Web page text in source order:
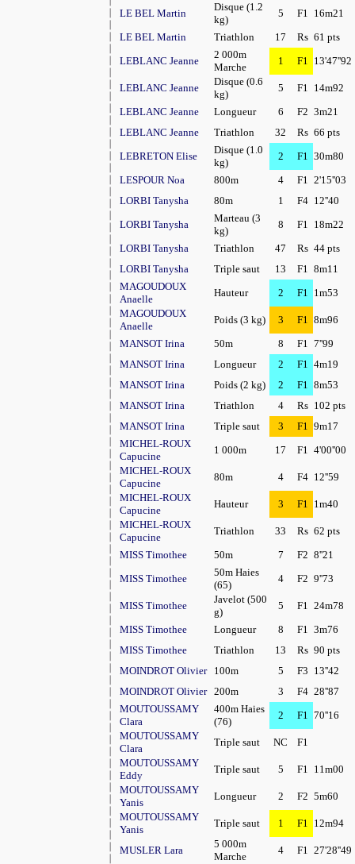
LE BEL Martin
Disque (1.2
kg)
5 F1 16m21
LE BEL Martin
Triathlon 17 Rs 61 pts
LEBLANC Jeanne
2 000m
Marche
1 F1 13'47''92
LEBLANC Jeanne
Disque (0.6
kg)
5 F1 14m92
LEBLANC Jeanne
Longueur 6 F2 3m21
LEBLANC Jeanne
Triathlon 32 Rs 66 pts
LEBRETON Elise
Disque (1.0
kg)
2 F1 30m80
LESPOUR Noa
800m 4 F1 2'15''03
LORBI Tanysha
80m 1 F4 12''40
LORBI Tanysha
Marteau (3
kg)
8 F1 18m22
LORBI Tanysha
Triathlon 47 Rs 44 pts
LORBI Tanysha
Triple saut 13 F1 8m11
MAGOUDOUX
Anaelle
Hauteur 2 F1 1m53
MAGOUDOUX
Anaelle
Poids (3 kg) 3 F1 8m96
MANSOT Irina
50m 8 F1 7''99
MANSOT Irina
Longueur 2 F1 4m19
MANSOT Irina
Poids (2 kg) 2 F1 8m53
MANSOT Irina
Triathlon 4 Rs 102 pts
MANSOT Irina
Triple saut 3 F1 9m17
MICHEL-ROUX
Capucine
1 000m 17 F1 4'00''00
MICHEL-ROUX
Capucine
80m 4 F4 12''59
MICHEL-ROUX
Capucine
Hauteur 3 F1 1m40
MICHEL-ROUX
Capucine
Triathlon 33 Rs 62 pts
MISS Timothee
50m 7 F2 8''21
MISS Timothee
50m Haies
(65)
4 F2 9''73
MISS Timothee
Javelot (500
g)
5 F1 24m78
MISS Timothee
Longueur 8 F1 3m76
MISS Timothee
Triathlon 13 Rs 90 pts
MOINDROT Olivier
100m 5 F3 13''42
MOINDROT Olivier 200m 3 F4 28''87
MOUTOUSSAMY
Clara
400m Haies
(76)
2 F1 70''16
MOUTOUSSAMY
Clara
Triple saut NC
F1
MOUTOUSSAMY
Eddy
Triple saut 5 F1 11m00
MOUTOUSSAMY
Yanis
Longueur 2 F2 5m60
MOUTOUSSAMY
Yanis
Triple saut 1 F1 12m94
MUSLER Lara
5 000m
Marche
4 F1 27'28''49